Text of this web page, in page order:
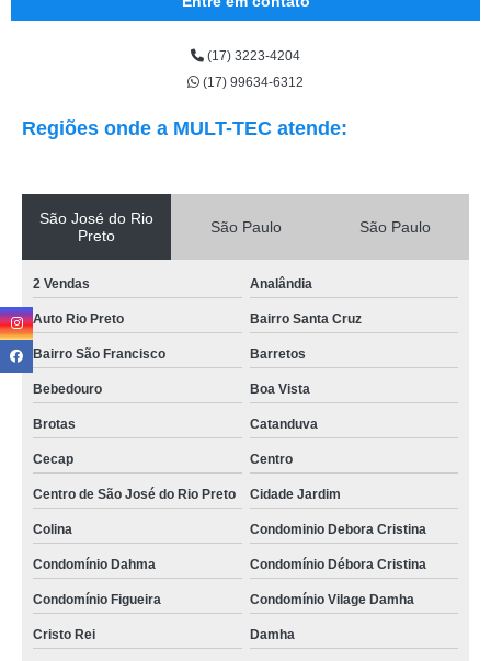
(17) 3223-4204
(17) 99634-6312
Regiões onde a MULT-TEC atende:
São José do Rio
Preto
São Paulo São Paulo
2 Vendas Analândia
Auto Rio Preto Bairro Santa Cruz
Bairro São Francisco Barretos
Bebedouro Boa Vista
Brotas Catanduva
Cecap Centro
Centro de São José do Rio Preto Cidade Jardim
Colina Condominio Debora Cristina
Condomínio Dahma Condomínio Débora Cristina
Condomínio Figueira Condomínio Vilage Damha
Cristo Rei Damha